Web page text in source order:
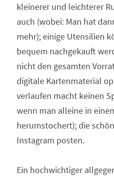
kleinerer und leichterer
auch (wobei: Man hat
mehr); einige Utensilien
bequem nachgekauft
nicht den gesamten
digitale Kartenmaterial
verlaufen macht keinen
wenn man alleine in
herumstochert); die
Instagram posten.
Ein hochwichtiger